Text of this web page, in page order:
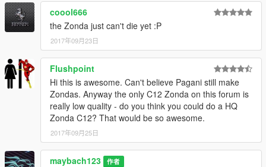
coool666
the Zonda just can't die yet :P
2017年09月23日
Flushpoint
Hi this is awesome. Can't believe Pagani still make
Zondas. Anyway the only C12 Zonda on this forum is
really low quality - do you think you could do a HQ
Zonda C12? That would be so awesome.
2017年09月25日
maybach123 作者